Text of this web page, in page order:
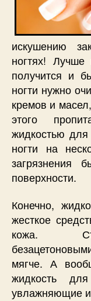
искушению
ногтях!
получится и
ногти нужно
кремов и
этого
жидкостью
ногти на
загрязнения
поверхности.
Конечно,
жесткое
кожа.
мягче. А
жидкость
увлажняющие